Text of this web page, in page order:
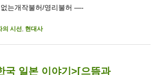
는개작불허/영리불허 —-
의 시선, 현대사
국 일본 이야기>[으뜸과